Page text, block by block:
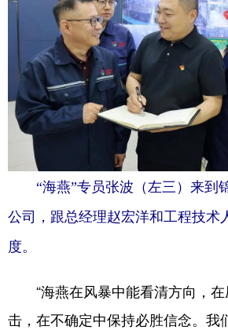
Deutsch Português
“海燕”专员张波（左三）来到
公司，跟总经理赵宏洋和工程技术
度。
“海燕在风暴中能看清方向，在
击，在不确定中保持必胜信念。我